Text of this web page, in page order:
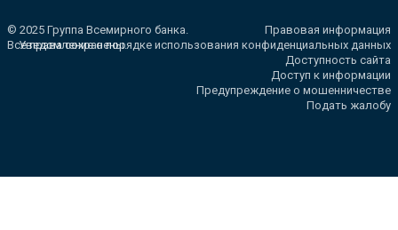
© 2025 Группа Всемирного банка.
Все права сохранены.
Правовая информация
Уведомление о порядке использования конфиденциальных данных
Доступность сайта
Доступ к информации
Предупреждение о мошенничестве
Подать жалобу